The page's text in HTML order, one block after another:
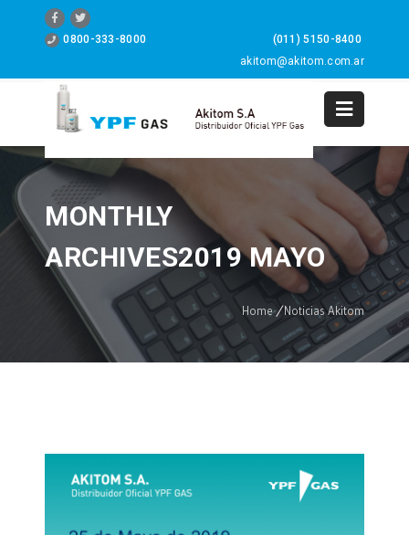
0800-333-8000
(011) 5150-8400
akitom@akitom.com.ar
MONTHLY
ARCHIVES2019 MAYO
Home/ Noticias Akitom